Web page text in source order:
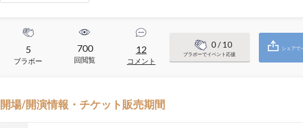
5
ブラボー
700
回閲覧
12
コメント
0/ 10
ブラボーでイベント応援
シェアで
開場/開演情報・チケット販売期間